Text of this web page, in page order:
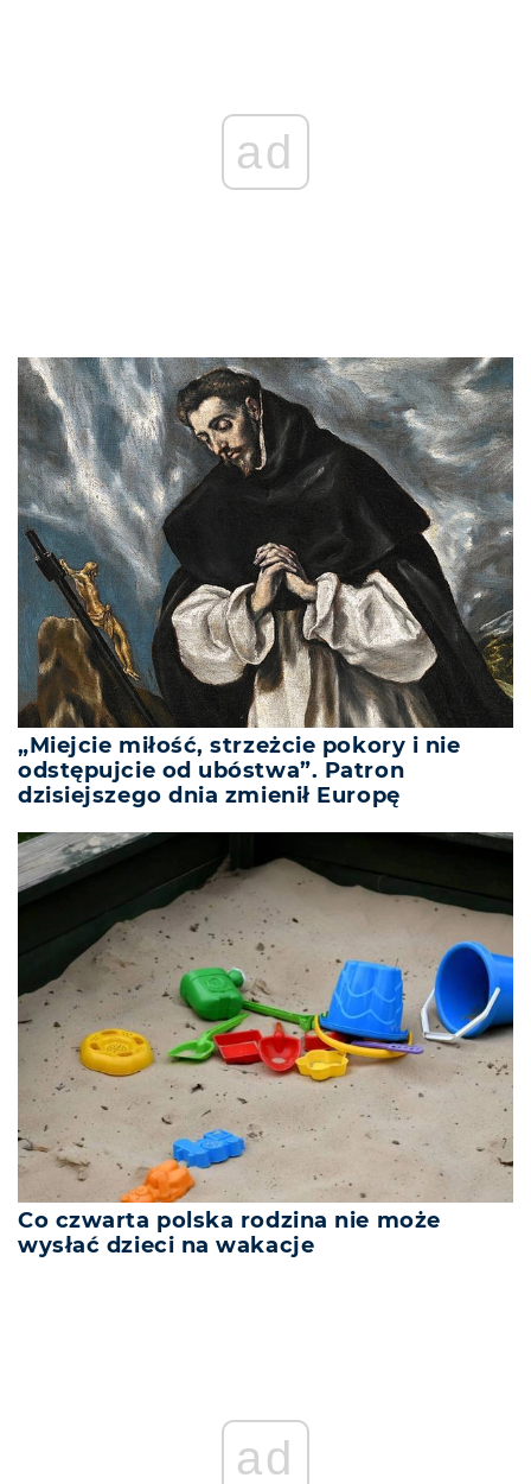
ad
„Miejcie miłość, strzeżcie pokory i nie
odstępujcie od ubóstwa”. Patron
dzisiejszego dnia zmienił Europę
Co czwarta polska rodzina nie może
wysłać dzieci na wakacje
ad